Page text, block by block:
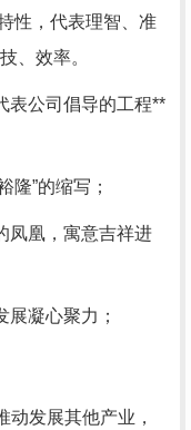
性，代表理智、准
、效率。
表公司倡导的工程**
隆”的缩写；
凤凰，寓意吉祥进
凝心聚力；
动发展其他产业，